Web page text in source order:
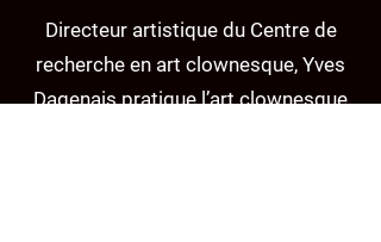
Directeur artistique du Centre de
recherche en art clownesque, Yves
Dagenais pratique l’art clownesque